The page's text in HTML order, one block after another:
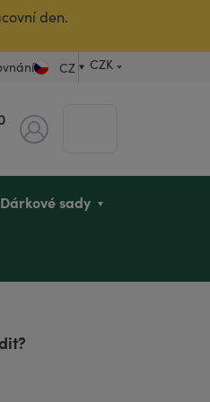
den.
CZ CZK
Dárkové sady